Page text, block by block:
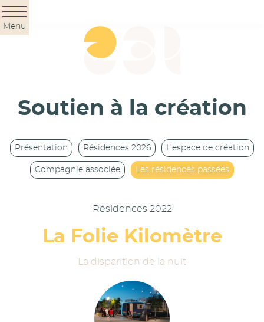
Panneau de gestion des cookies
Menu
Soutien à la création
Présentation Résidences 2026 L’espace de création
Compagnie associée Les résidences passées
Résidences 2022
La Folie Kilomètre
La disparition de la nuit